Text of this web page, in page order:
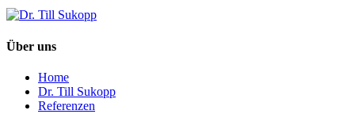
Über uns
Home
Dr. Till Sukopp
Referenzen